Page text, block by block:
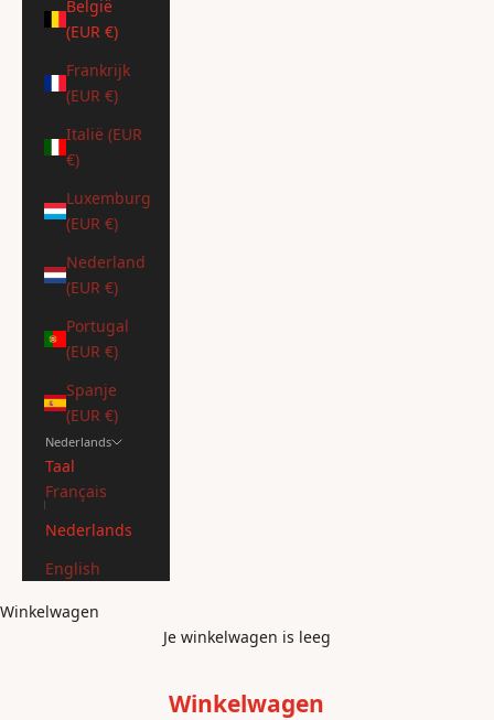
België
(EUR €)
Frankrijk
(EUR €)
Italië (EUR
€)
Luxemburg
(EUR €)
Nederland
(EUR €)
Portugal
(EUR €)
Spanje
(EUR €)
Nederlands
Taal
Français
Nederlands
English
Winkelwagen
Je winkelwagen is leeg
Winkelwagen